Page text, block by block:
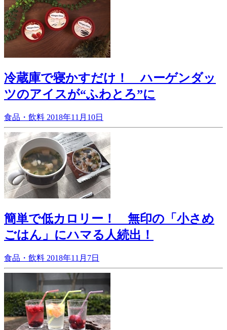
冷蔵庫で寝かすだけ！ ハーゲンダッ
ツのアイスが“ふわとろ”に
食品・飲料 2018年11月10日
簡単で低カロリー！ 無印の「小さめ
ごはん」にハマる人続出！
食品・飲料 2018年11月7日